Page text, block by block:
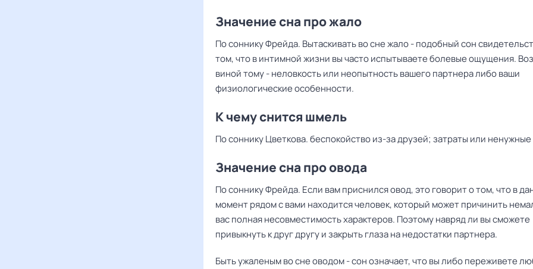
Значение сна про жало
По соннику Фрейда. Вытаскивать во сне жало - подобный сон
том, что в интимной жизни вы часто испытываете болевые ощущения.
виной тому - неловкость или неопытность вашего партнера либо ваши
физиологические особенности.
К чему снится шмель
По соннику Цветкова. беспокойство из-за друзей; затраты или
Значение сна про овода
По соннику Фрейда. Если вам приснился овод, это говорит о том, что в
момент рядом с вами находится человек, который может причинить
вас полная несовместимость характеров. Поэтому навряд ли вы сможете
привыкнуть к друг другу и закрыть глаза на недостатки партнера.
Быть ужаленым во сне оводом - сон означает, что вы либо переживете